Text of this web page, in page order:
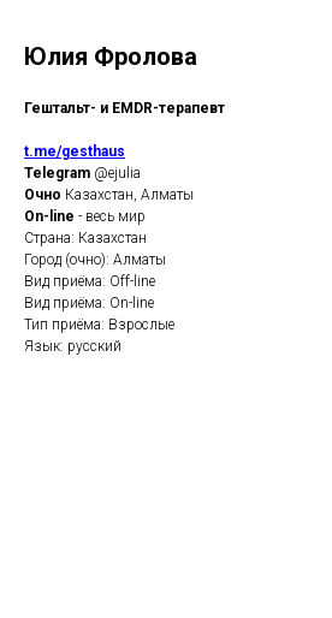
Юлия Фролова
Гештальт- и EMDR-терапевт
t.me/gesthaus
Telegram @ejulia
Очно Казахстан, Алматы
On-line - весь мир
Страна: Казахстан
Город (очно): Алматы
Вид приёма: Off-line
Вид приёма: On-line
Тип приёма: Взрослые
Язык: русский